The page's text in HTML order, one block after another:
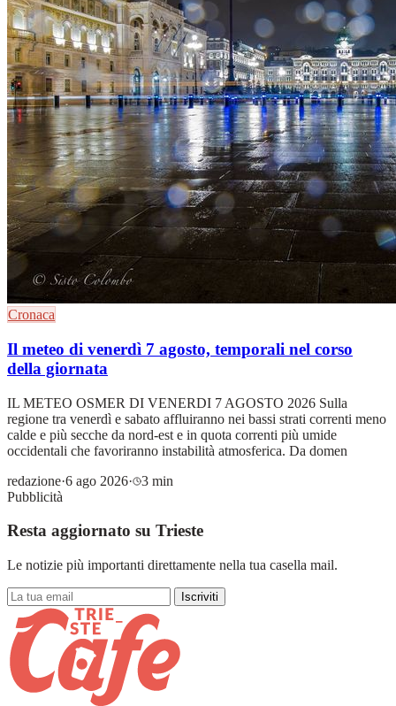
Cronaca
Il meteo di venerdì 7 agosto, temporali nel corso
della giornata
IL METEO OSMER DI VENERDI 7 AGOSTO 2026 Sulla
regione tra venerdì e sabato affluiranno nei bassi strati correnti meno
calde e più secche da nord-est e in quota correnti più umide
occidentali che favoriranno instabilità atmosferica. Da domen
redazione·6 ago 2026·
3 min
Pubblicità
Resta aggiornato su Trieste
Le notizie più importanti direttamente nella tua casella mail.
Iscriviti